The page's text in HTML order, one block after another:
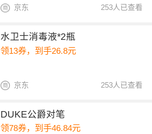
253人已查看
京东
水卫士消毒液*2瓶
领13券，到手26.8元
253人已查看
京东
DUKE公爵对笔
领78券，到手46.84元